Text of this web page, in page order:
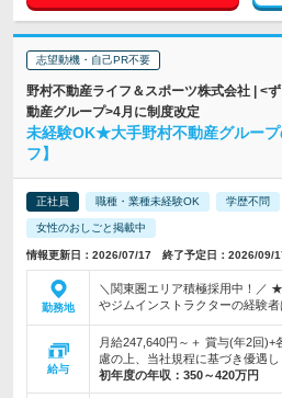
志望動機・自己PR不要
野村不動産ライフ＆スポーツ株式会社 | <
動産グループ>4月に制度改定
未経験OK★大手野村不動産グルー
フ】
正社員 職種・業種未経験OK 学歴不問
女性のおしごと掲載中
情報更新日：2026/07/17 終了予定日：2026/09/
勤務地
＼関東圏エリア積極採用中！／
やジムインストラクターの経験者
給与
月給247,640円～＋ 賞与(年2回
慮の上、当社規程に基づき優遇
初年度の年収： 350～420万円